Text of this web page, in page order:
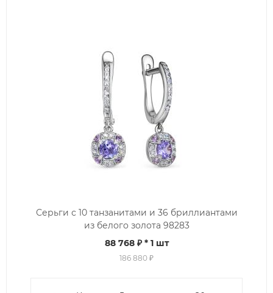
Серьги с 10 танзанитами и 36 бриллиантами
из белого золота 98283
88 768 ₽* 1 шт
186 880 ₽